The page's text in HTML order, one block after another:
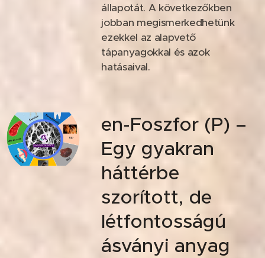
állapotát. A következőkben
jobban megismerkedhetünk
ezekkel az alapvető
tápanyagokkal és azok
hatásaival.
en-Foszfor (P) –
Egy gyakran
háttérbe
szorított, de
létfontosságú
ásványi anyag